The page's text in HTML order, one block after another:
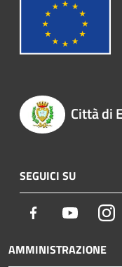
Città di
SEGUICI SU
Facebook Youtube
AMMINISTRAZIONE